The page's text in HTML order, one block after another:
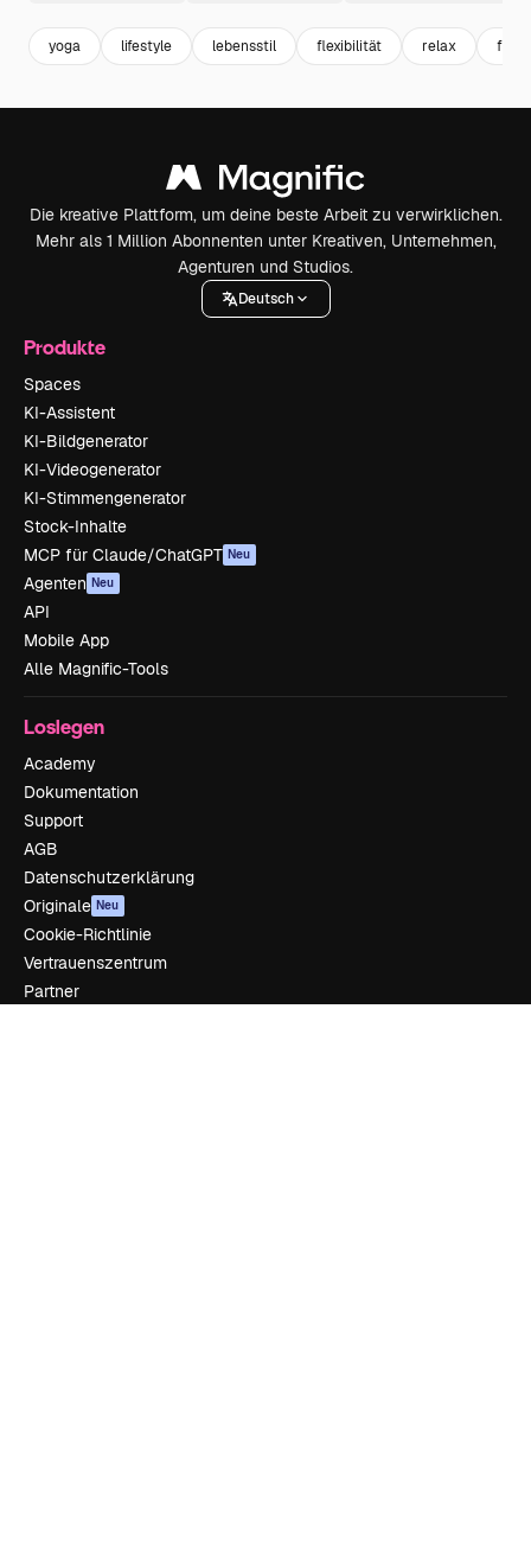
yoga lifestyle lebensstil flexibilität relax frau
Die kreative Plattform, um deine beste Arbeit zu verwirklichen.
Mehr als 1 Million Abonnenten unter Kreativen, Unternehmen,
Agenturen und Studios.
Deutsch
Produkte
Spaces
KI-Assistent
KI-Bildgenerator
KI-Videogenerator
KI-Stimmengenerator
Stock-Inhalte
MCP für Claude/ChatGPT Neu
Agenten Neu
API
Mobile App
Alle Magnific-Tools
Loslegen
Academy
Dokumentation
Support
AGB
Datenschutzerklärung
Originale Neu
Cookie-Richtlinie
Vertrauenszentrum
Partner